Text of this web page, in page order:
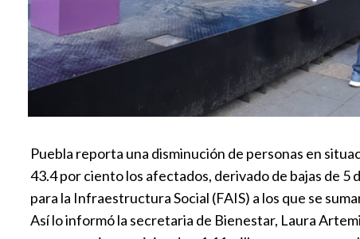
Puebla reporta una disminución de personas en
43.4 por ciento los afectados, derivado de bajas de 5
para la Infraestructura Social (FAIS) a los que se
Así lo informó la secretaria de Bienestar, Laura